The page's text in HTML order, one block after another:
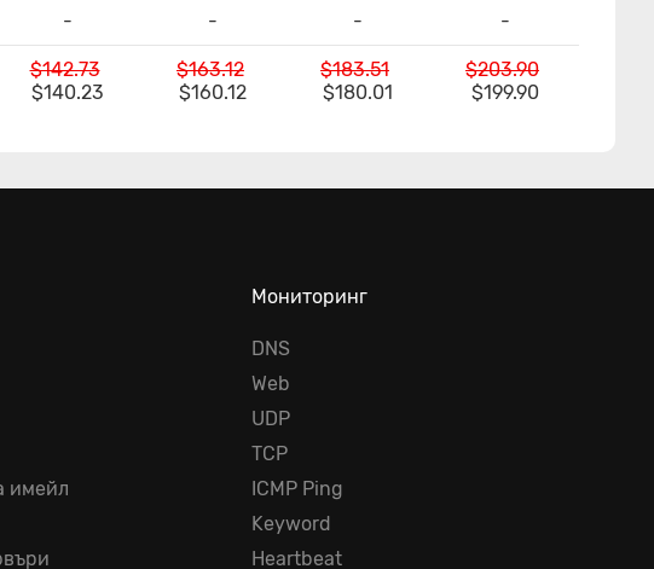
- - - -
$142.73
$140.23
$163.12
$160.12
$183.51
$180.01
$203.90
$199.90
имейл
Мониторинг
DNS
Web
UDP
TCP
ICMP Ping
Keyword
Heartbeat